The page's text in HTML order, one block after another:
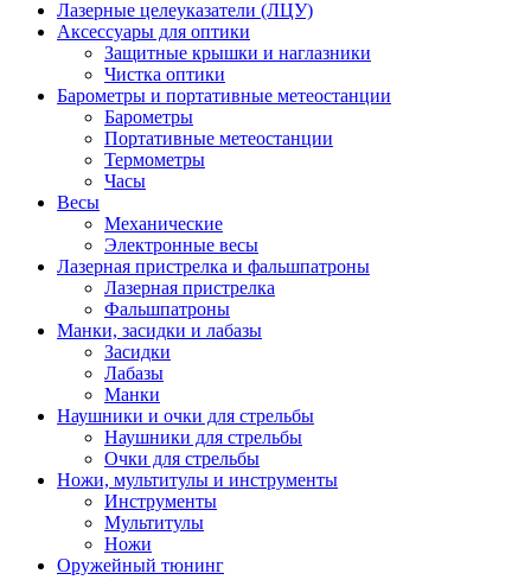
Лазерные целеуказатели (ЛЦУ)
Аксессуары для оптики
Защитные крышки и наглазники
Чистка оптики
Барометры и портативные метеостанции
Барометры
Портативные метеостанции
Термометры
Часы
Весы
Механические
Электронные весы
Лазерная пристрелка и фальшпатроны
Лазерная пристрелка
Фальшпатроны
Манки, засидки и лабазы
Засидки
Лабазы
Манки
Наушники и очки для стрельбы
Наушники для стрельбы
Очки для стрельбы
Ножи, мультитулы и инструменты
Инструменты
Мультитулы
Ножи
Оружейный тюнинг